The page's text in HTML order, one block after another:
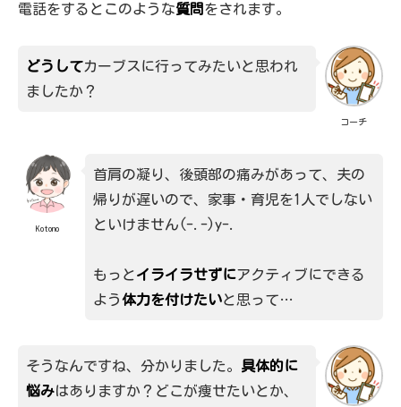
電話をするとこのような質問 をされます。
コーチ
どうしてカーブスに行ってみたいと思われ
ましたか？
Kotono
首肩の凝り、後頭部の痛みがあって、夫の
帰りが遅いので、家事・育児を1人でしない
といけません(-.-)y-.
もっと イライラせずにアクティブにできる
よう体力を付けたいと思って…
そうなんですね、分かりました。 具体的に
悩みはありますか？どこが痩せたいとか、